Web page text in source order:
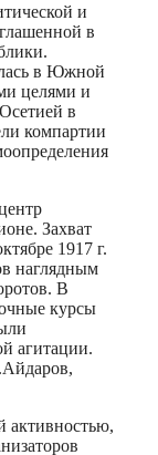
и
в
в Южной
целями и
в
компартии
Захват
1917 г.
наглядным
В
курсы
агитации.
активностью,